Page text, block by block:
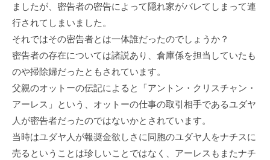
ましたが、密告者の密告によって隠れ家がバレてしまって連
行されてしまいました。
それではその密告者とは一体誰だったのでしょうか？
密告者の存在については諸説あり、倉庫係を担当していたも
のや掃除婦だったともされています。
父親のオットーの伝記によると「アントン・クリスチャン・
アーレス」という、オットーの仕事の取引相手であるユダヤ
人が密告者だったのではないかとされています。
当時はユダヤ人が報奨金欲しさに同胞のユダヤ人をナチスに
売るということは珍しいことではなく、アーレスもまたナチ